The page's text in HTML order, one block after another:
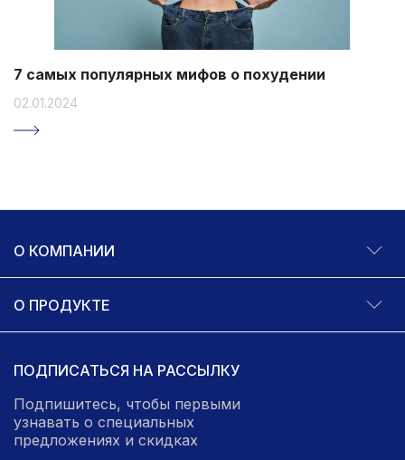
7 самых популярных мифов о похудении
02.01.2024
О КОМПАНИИ
О ПРОДУКТЕ
ПОДПИСАТЬСЯ НА РАССЫЛКУ
Подпишитесь, чтобы первыми
узнавать о специальных
предложениях и скидках